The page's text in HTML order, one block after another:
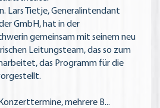
Lars Tietje, Generalintendant
GmbH, hat in der
gemeinsam mit seinem neu
Leitungsteam, das so zum
das Programm für die
mehrere B...